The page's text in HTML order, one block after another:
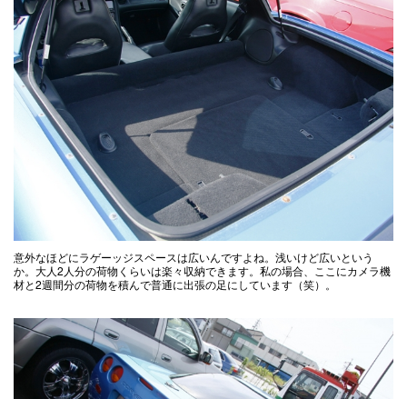
意外なほどにラゲーッジスペースは広いんですよね。浅いけど広いという
か。大人2人分の荷物くらいは楽々収納できます。私の場合、ここにカメラ機
材と2週間分の荷物を積んで普通に出張の足にしています（笑）。